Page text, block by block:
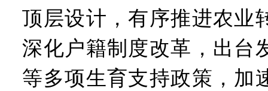
顶层设计，有序推进农业
深化户籍制度改革，出台
等多项生育支持政策，加